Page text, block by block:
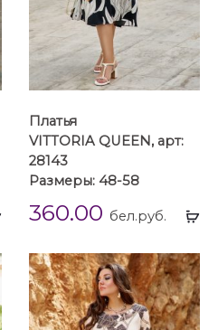
Выбрать
Платья
VITTORIA QUEEN, арт:
28143
Размеры: 48-58
360.00 бел.руб.